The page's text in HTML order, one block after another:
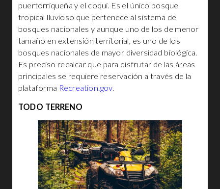
puertorriqueña y el coquí. Es el único bosque
tropical lluvioso que pertenece al sistema de
bosques nacionales y aunque uno de los de menor
tamaño en extensión territorial, es uno de los
bosques nacionales de mayor diversidad biológica.
Es preciso recalcar que para disfrutar de las áreas
principales se requiere reservación a través de la
plataforma Recreation.gov.
TODO TERRENO